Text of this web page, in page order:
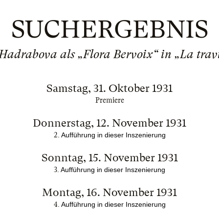
SUCHERGEBNIS
als „Flora Bervoix“ in „La
Samstag, 31. Oktober 1931
Premiere
Donnerstag, 12. November 1931
2 . Aufführung in dieser Inszenierung
Sonntag, 15. November 1931
3 . Aufführung in dieser Inszenierung
Montag, 16. November 1931
4. Aufführung in dieser Inszenierung